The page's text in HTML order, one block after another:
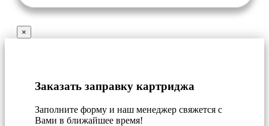
×
Заказать заправку картриджа
Заполните форму и наш менеджер свяжется с
Вами в ближайшее время!